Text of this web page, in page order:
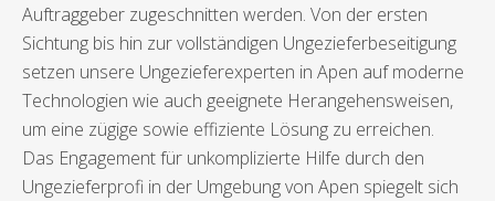
Auftraggeber zugeschnitten werden. Von der ersten
Sichtung bis hin zur vollständigen Ungezieferbeseitigung
setzen unsere Ungezieferexperten in Apen auf moderne
Technologien wie auch geeignete Herangehensweisen,
um eine zügige sowie effiziente Lösung zu erreichen.
Das Engagement für unkomplizierte Hilfe durch den
Ungezieferprofi in der Umgebung von Apen spiegelt sich